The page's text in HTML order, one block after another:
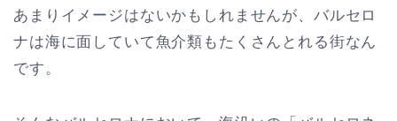
あまりイメージはないかもしれませんが、バルセロ
ナは海に面していて魚介類もたくさんとれる街なん
です。